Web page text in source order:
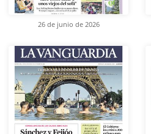
26 de junio de 2026